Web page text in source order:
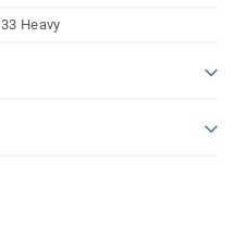
33 Heavy